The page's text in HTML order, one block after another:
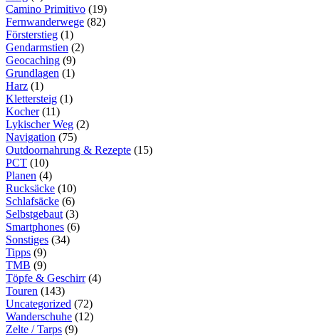
Camino Primitivo (19)
Fernwanderwege (82)
Försterstieg (1)
Gendarmstien (2)
Geocaching (9)
Grundlagen (1)
Harz (1)
Klettersteig (1)
Kocher(11)
Lykischer Weg (2)
Navigation (75)
Outdoornahrung & Rezepte (15)
PCT (10)
Planen (4)
Rucksäcke (10)
Schlafsäcke (6)
Selbstgebaut (3)
Smartphones (6)
Sonstiges (34)
Tipps (9)
TMB (9)
Töpfe & Geschirr(4)
Touren (143)
Uncategorized (72)
Wanderschuhe (12)
Zelte / Tarps (9)